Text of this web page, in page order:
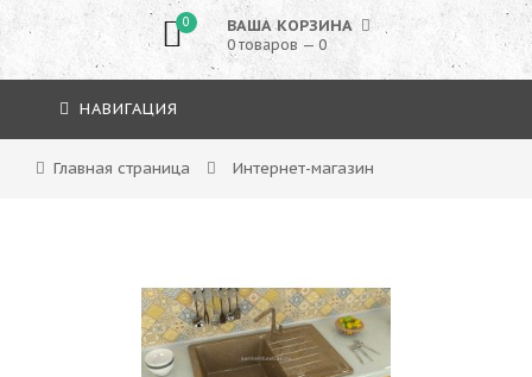
0 ВАША КОРЗИНА
0 товаров — 0
НАВИГАЦИЯ
Главная страница Интернет-магазин